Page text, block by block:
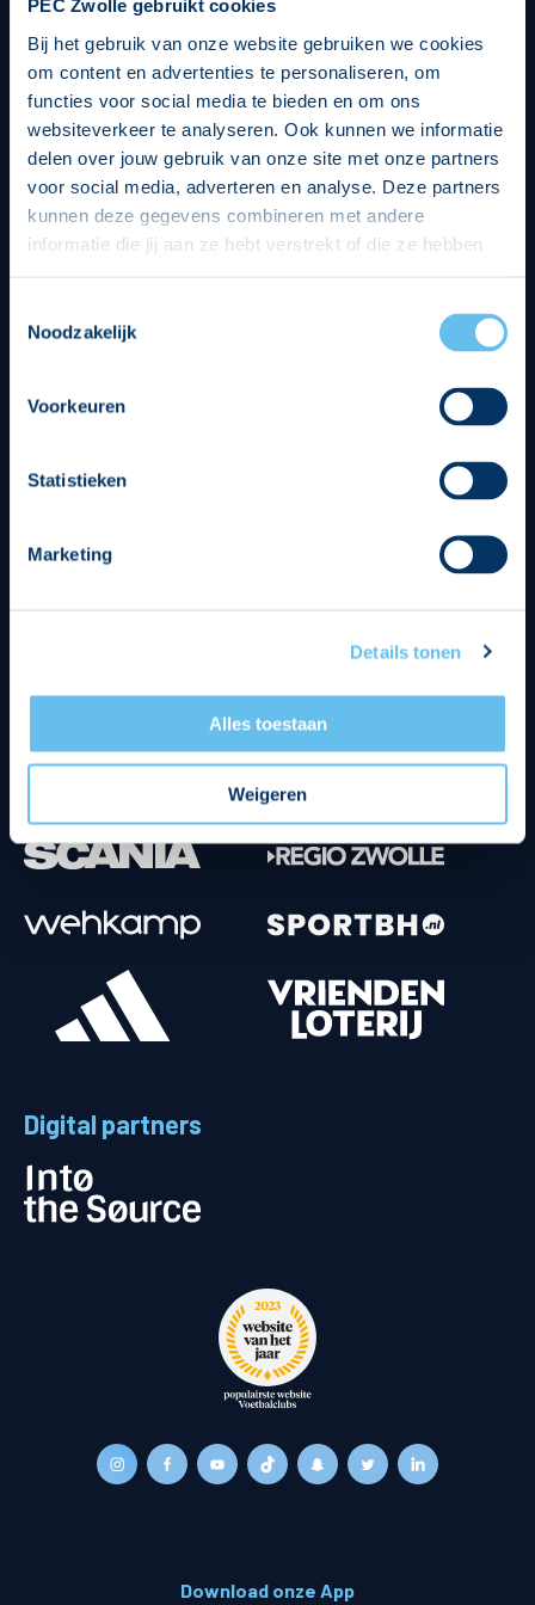
PEC Zwolle gebruikt cookies
Bij het gebruik van onze website gebruiken we cookies
om content en advertenties te personaliseren, om
functies voor social media te bieden en om ons
websiteverkeer te analyseren. Ook kunnen we informatie
delen over jouw gebruik van onze site met onze partners
voor social media, adverteren en analyse. Deze partners
kunnen deze gegevens combineren met andere
informatie die jij aan ze hebt verstrekt of die ze hebben
op een veilige en integere wijze. Je kunt je toestemming
beheren op de privacy- en cookieverklaring pagina.
Noodzakelijk
Voorkeuren
Statistieken
Marketing
Details tonen
Alles toestaan
Weigeren
Digital partners
Download onze App